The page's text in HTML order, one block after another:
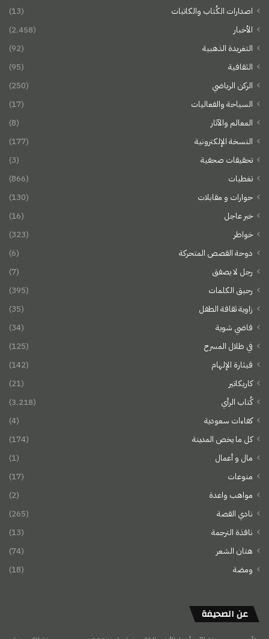
اصدارات الكُتاب والكاتبات
(13)
الأخبار
(2٬458)
التغريدة الذهبية
(92)
الثقافية
(95)
الركن الرياضي
(250)
السياحة والفعاليات
(17)
المعالم والآثار
(8)
النسخة الإلكترونية
(177)
تحقيقات صحفية
(3)
تغطيات
(866)
حوارات و مقابلات
(130)
خبر عاجل
(16)
خواطر
(323)
دوحة القصص المتحركة
(6)
رجل لا يصفق
(7)
رحيق الكلمات
(395)
زاوية ثقافة الطفل
(35)
فاضي شوية
(34)
في ظلال المسرح
(125)
قيثارة الإلهام
(142)
كاريكاتير
(21)
كُتاب الرأي
(3٬218)
كفاءات سعودية
(4)
كل ما يخص المدينة
(174)
مال و أعمال
(1)
منوعات
(17)
مواهب واعدة
(2)
نادي القصة
(265)
نافذة الترجمة
(13)
هتان الشعر
(74)
ومضة
(18)
عن الصحيفة